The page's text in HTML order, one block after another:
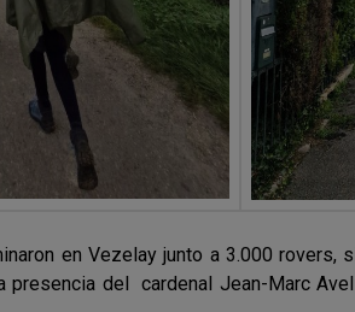
en Vezelay junto a 3.000
presencia del cardenal Jean-Marc